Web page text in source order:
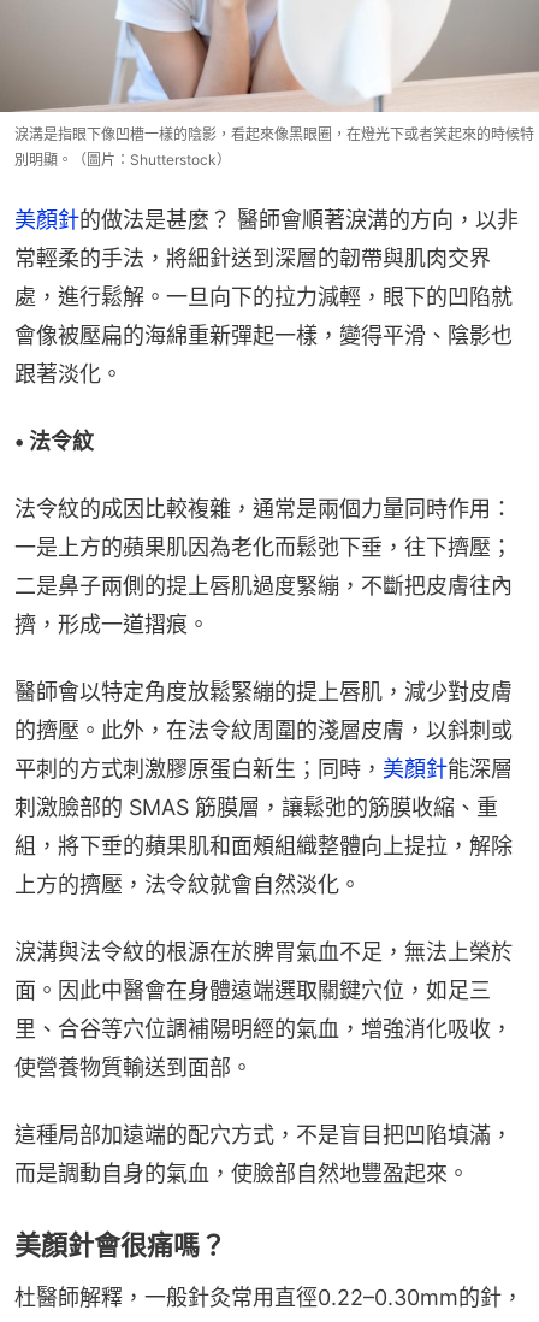
淚溝是指眼下像凹槽一樣的陰影，看起來像黑眼圈，在燈光下或者笑起來的時候特
別明顯。（圖片：Shutterstock）
美顏針的做法是甚麼？ 醫師會順著淚溝的方向，以非
常輕柔的手法，將細針送到深層的韌帶與肌肉交界
處，進行鬆解。一旦向下的拉力減輕，眼下的凹陷就
會像被壓扁的海綿重新彈起一樣，變得平滑、陰影也
跟著淡化。
• 法令紋
法令紋的成因比較複雜，通常是兩個力量同時作用：
一是上方的蘋果肌因為老化而鬆弛下垂，往下擠壓；
二是鼻子兩側的提上唇肌過度緊繃，不斷把皮膚往內
擠，形成一道摺痕。
醫師會以特定角度放鬆緊繃的提上唇肌，減少對皮膚
的擠壓。此外，在法令紋周圍的淺層皮膚，以斜刺或
平刺的方式刺激膠原蛋白新生；同時， 美顏針能深層
刺激臉部的 SMAS 筋膜層，讓鬆弛的筋膜收縮、重
組，將下垂的蘋果肌和面頰組織整體向上提拉，解除
上方的擠壓，法令紋就會自然淡化。
淚溝與法令紋的根源在於脾胃氣血不足，無法上榮於
面。因此中醫會在身體遠端選取關鍵穴位，如足三
里、合谷等穴位調補陽明經的氣血，增強消化吸收，
使營養物質輸送到面部。
這種局部加遠端的配穴方式，不是盲目把凹陷填滿，
而是調動自身的氣血，使臉部自然地豐盈起來。
美顏針會很痛嗎？
杜醫師解釋，一般針灸常用直徑0.22–0.30mm的針，